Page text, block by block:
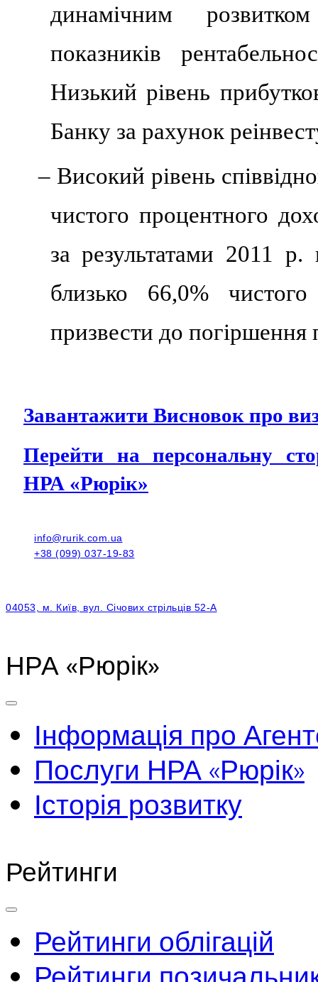
динамічним
показників
Низький рівень
Банку за рахунок
– Високий рівень
чистого процентного
за результатами 2011 р.
близько 66,0%
призвести до погіршення
Завантажити Висновок про
Перейти на персональну
НРА «Рюрік»
info@rurik.com.ua
+38 (099) 037-19-83
04053, м. Київ, вул. Січових стрільців 52-А
НРА «Рюрік»
Інформація про
Послуги НРА «Рюрік»
Історія розвитку
Рейтинги
Рейтинги облігацій